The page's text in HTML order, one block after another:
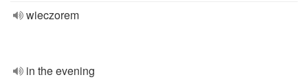
wieczorem
in the evening